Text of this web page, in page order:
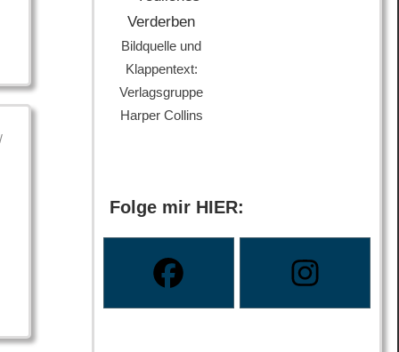
/
Bildquelle und
Klappentext:
Verlagsgruppe
Harper Collins
Folge mir HIER: